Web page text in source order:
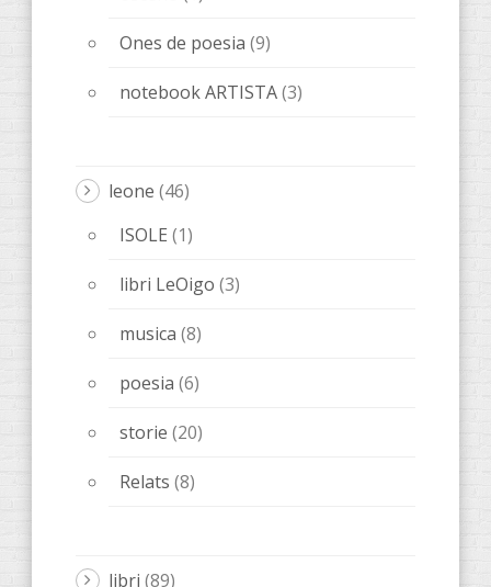
storie (20)
Relats (8)
libri (89)
AccentObert '
Anacrèptica (21)
Barbaria(9)
Bacio di poesia
farsa (5)
Editoriale Melqart
Ones de poesia